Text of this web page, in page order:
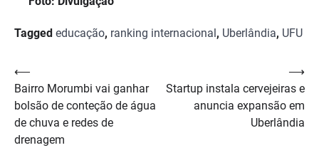
Tagged educação, ranking internacional, Uberlândia, UFU
Navegação
de
Post
⟵
Bairro Morumbi vai ganhar
bolsão de conteção de água
de chuva e redes de
drenagem
Startup instala cervejeiras e
anuncia expansão em
Uberlândia
⟶